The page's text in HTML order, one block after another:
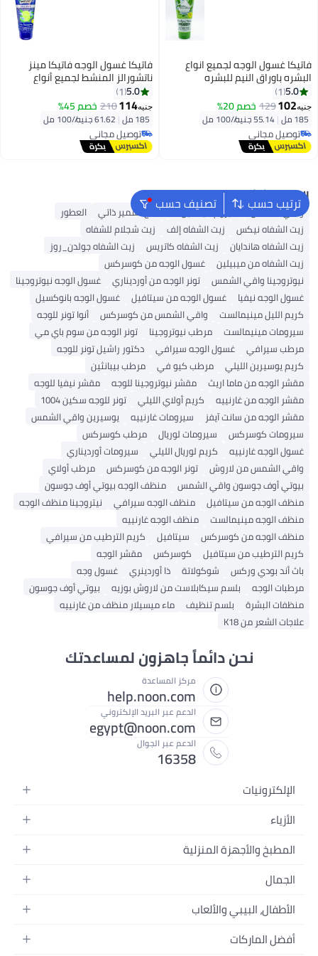
فاتيكا غسول الوجه لجميع انواع
البشره باوراق النيم للبشره
المعرضه لحب الشباب150+35مل
5.0
1
جنيه102
129 خصم 20%
185 مل |
توصيل مجاني
توصيل مجاني
فاتيكا غسول الوجه فاتيكا مينز
ناتشورالز المنشط لجميع أنواع
مل
5.0
1
جنيه114
210 خصم 45%
185 مل |
توصيل مجاني
توصيل مجاني
ترتيب حسب تصنيف حسب البحث الشائع
واقي الشمس سيروم فيتامين C منتج تسمير ذاتي
العطور
زيت الشفاه نيكس
زيت الشفاه إلف
زيت شجلام للشفاه
زيت الشفاه هاندايان
زيت الشفاه كاتريس
زيت الشفاه جولدن_روز
زيت الشفاه من ميبيلين
غسول الوجه من كوسركس
نيوتروجينا واقي الشمس
تونر الوجه من أورديناري
غسول الوجه نيوتروجينا
غسول الوجه نيفيا
غسول الوجه من سيتافيل
غسول الوجه بانوكسيل
كريم الليل مينيمالست
واقي الشمس من كوسركس
أنوا تونر للوجه
سيرومات مينيمالست
مرطب نيوتروجينا
تونر الوجه من سوم باي مي
مرطب سيرافي
غسول الوجه سيرافي
دكتور راشيل تونر للوجه
كريم يوسيرين الليلي
مرطب كيو في
مرطب بيبانثين
مقشر الوجه من ماما اريث
مقشر نيوتروجينا للوجه
مقشر نيفيا للوجه
مقشر الوجه من غارنييه
كريم أولاي الليلي
تونر للوجه سكين 1004
مقشر الوجه من سانت آيفز
سيرومات غارنييه
يوسيرين واقي الشمس
سيرومات كوسركس
سيرومات لوريال
مرطب كوسركس
غسول الوجه غارنييه
كريم لوريال الليلي
سيرومات أورديناري
واقي الشمس من لاروش
تونر الوجه من كوسركس
مرطب أولاي
بيوتي أوف جوسون واقي الشمس
منظف ​​الوجه بيوتي أوف جوسون
منظف ​​الوجه من سيتافيل
منظف ​​الوجه سيرافي
نيتروجينا منظف الوجه
منظف ​​الوجه مينيمالست
منظف ​​الوجه غارنييه
منظف ​​الوجه من كوسركس
سيتافيل
كريم الترطيب من سيرافي
كريم الترطيب من سيتافيل
كوسركس
مقشر الوجه
باث أند بودي وركس
شوكولاتة ذا أوردينري
غسول وجه
مرطبات الوجه
بلسم سيكابلاست من لاروش بوزيه
بيوتي أوف جوسون
منظفات البشرة
بلسم تنظيف
ماء ميسيلار منظف من غارنييه
علاجات الشعر من K18
نحن دائماً جاهزون لمساعدتك
مركز المساعدة
help.noon.com
الدعم عبر البريد الإلكتروني
egypt@noon.com
الدعم عبر الجوال
16358
الإلكترونيات
الهواتف المتحركة
أجهزة الكمبيوتر المحمولة
الأجهزة المنزلية
التلفزيونات
سماعات الرأس
الأزياء
أزياء نسائية
أزياء البنات
أزياء الأولاد
ساعات يد للنساء
المطبخ والأجهزة المنزلية
المطبخ وأدوات الطعام
مستلزمات الحمام
ديكورات المنازل
الجمال
العطور النسائية
المكياج
الأطفال، البيبي والألعاب
عربات الأطفال وإكسسواراتها
أفضل الماركات